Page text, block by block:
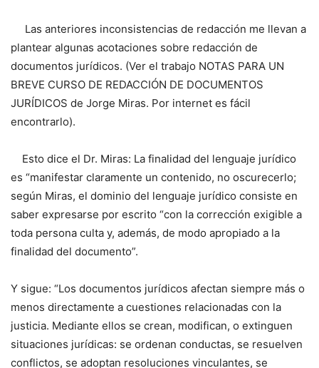
Las anteriores inconsistencias de redacción me llevan a
plantear algunas acotaciones sobre redacción de
documentos jurídicos. (Ver el trabajo NOTAS PARA UN
BREVE CURSO DE REDACCIÓN DE DOCUMENTOS
JURÍDICOS de Jorge Miras. Por internet es fácil
encontrarlo).
Esto dice el Dr. Miras: La finalidad del lenguaje jurídico
es “manifestar claramente un contenido, no oscurecerlo;
según Miras, el dominio del lenguaje jurídico consiste en
saber expresarse por escrito “con la corrección exigible a
toda persona culta y, además, de modo apropiado a la
finalidad del documento”.
Y sigue: “Los documentos jurídicos afectan siempre más o
menos directamente a cuestiones relacionadas con la
justicia. Mediante ellos se crean, modifican, o extinguen
situaciones jurídicas: se ordenan conductas, se resuelven
conflictos, se adoptan resoluciones vinculantes, se